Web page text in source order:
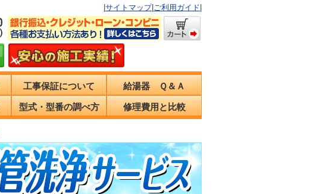
サイトマップ| ご利用ガイド
工事保証について 給湯器 Ｑ＆Ａ
型式・型番の調べ方 修理費用と比較